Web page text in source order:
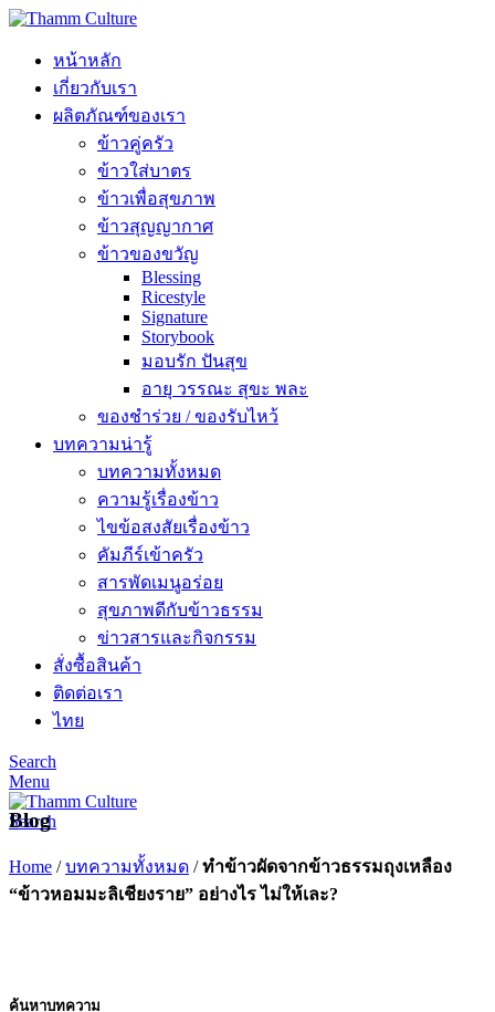
หน้าหลัก
เกี่ยวกับเรา
ผลิตภัณฑ์ของเรา
ข้าวคู่ครัว
ข้าวใส่บาตร
ข้าวเพื่อสุขภาพ
ข้าวสุญญากาศ
ข้าวของขวัญ
Blessing
Ricestyle
Signature
Storybook
มอบรัก ปันสุข
อายุ วรรณะ สุขะ พละ
ของชำร่วย / ของรับไหว้
บทความน่ารู้
บทความทั้งหมด
ความรู้เรื่องข้าว
ไขข้อสงสัยเรื่องข้าว
คัมภีร์เข้าครัว
สารพัดเมนูอร่อย
สุขภาพดีกับข้าวธรรม
ข่าวสารและกิจกรรม
สั่งซื้อสินค้า
ติดต่อเรา
ไทย
Search
Menu
Search
Blog
Home /บทความทั้งหมด /ทำข้าวผัดจากข้าวธรรมถุงเหลือง
“ข้าวหอมมะลิเชียงราย” อย่างไร ไม่ให้เละ?
ค้นหาบทความ